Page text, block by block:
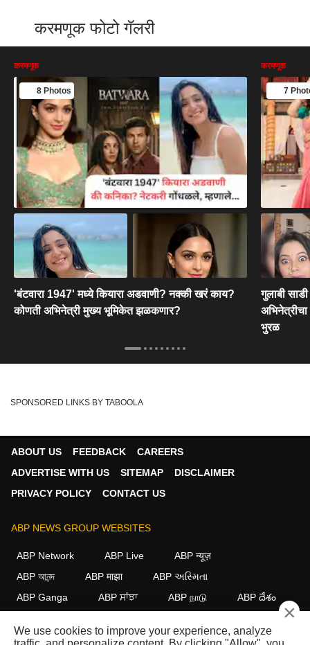
करमणूक फोटो गॅलरी
करमणूक
8 Photos
'बंटवारा 1947' मध्ये कियारा अडवाणी? नक्की खरं काय?
कोणती अभिनेत्री मुख्य भूमिकेत झळकणार?
करमणूक
7
गुलाबी
भुरळ
SPONSORED LINKS BY TABOOLA
ABOUT US FEEDBACK
CAREERS
ADVERTISE WITH US
SITEMAP
DISCLAIMER
PRIVACY POLICY
CONTACT US
ABP NEWS GROUP WEBSITES
ABP Network ABP Live
ABP न्यूज़
ABP আনন্দ
ABP माझा
ABP અસ્મિતા
ABP Ganga
ABP ਸਾਂਝਾ ABP நாடு ABP దేశం
FOLLOW US
×
We use cookies to improve your experience, analyze